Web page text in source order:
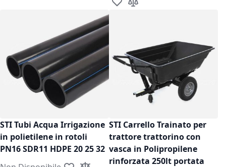
Aggiungi alla lista desideri
Aggiungi al confronto
STI Tubi Acqua Irrigazione
in polietilene in rotoli
PN16 SDR11 HDPE 20 25 32
STI Carrello Trainato per
trattore trattorino con
vasca in Polipropilene
rinforzata 250lt portata